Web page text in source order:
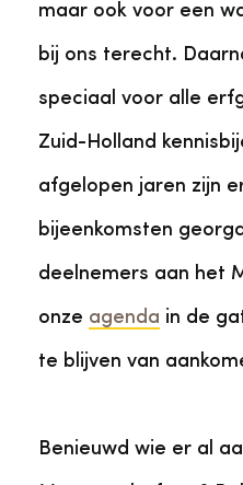
maar ook voor een
bij ons terecht.
speciaal voor alle
Zuid-Holland
afgelopen jaren zijn
bijeenkomsten
deelnemers aan het
onze agenda in de
te blijven van
Benieuwd wie er al